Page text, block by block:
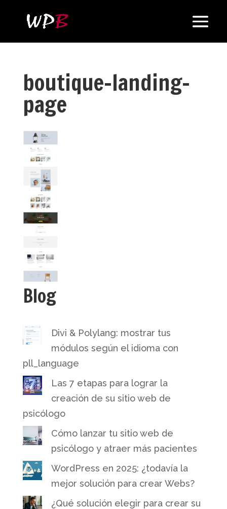
boutique-landing-
page
Blog
Divi & Polylang: mostrar tus
módulos según el idioma con
pll_language
Las 7 etapas para lograr la
creación de su sitio web de
psicólogo
Cómo lanzar tu sitio web de
psicólogo y atraer más pacientes
WordPress en 2025: ¿todavía la
mejor solución para crear Webs?
¿Qué solución elegir para crear su